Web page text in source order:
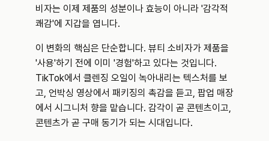
비자는 이제 제품의 성분이나 효능이 아니라 '감각적
쾌감'에 지갑을 엽니다.
이 변화의 핵심은 단순합니다. 뷰티 소비자가 제품을
'사용'하기 전에 이미 '경험'하고 있다는 것입니다.
TikTok에서 클렌징 오일이 녹아내리는 텍스처를 보
고, 언박싱 영상에서 패키징의 촉감을 듣고, 팝업 매장
에서 시그니처 향을 맡습니다. 감각이 곧 콘텐츠이고,
콘텐츠가 곧 구매 동기가 되는 시대입니다.